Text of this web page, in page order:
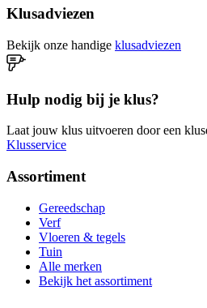
Klusadviezen
Bekijk onze handige klusadviezen
Hulp nodig bij je klus?
Laat jouw klus uitvoeren door een
Klusservice
Assortiment
Gereedschap
Verf
Vloeren & tegels
Tuin
Alle merken
Bekijk het assortiment